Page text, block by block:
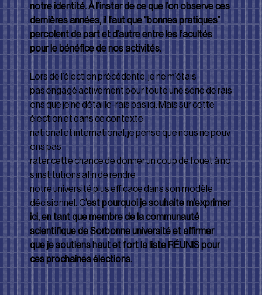
notre identité. À l’instar de ce que l’on observe ces
dernières années, il faut que “bonnes pratiques”
percolent de part et d’autre entre les facultés
pour le bénéﬁce de nos activités.
Lors de l’élection précédente, je ne m’étais
pas engagé activement pour toute une série de rais
ons que je ne détaille-rais pas ici. Mais sur cette
élection et dans ce contexte
national et international, je pense que nous ne pouv
ons pas
rater cette chance de donner un coup de fouet à no
s institutions aﬁn de rendre
notre université plus eﬃcace dans son modèle
décisionnel. C’est pourquoi je souhaite m’exprimer
ici, en tant que membre de la communauté
scientiﬁque de Sorbonne université et aﬃrmer
que je soutiens haut et fort la liste RÉUNIS pour
ces prochaines élections.